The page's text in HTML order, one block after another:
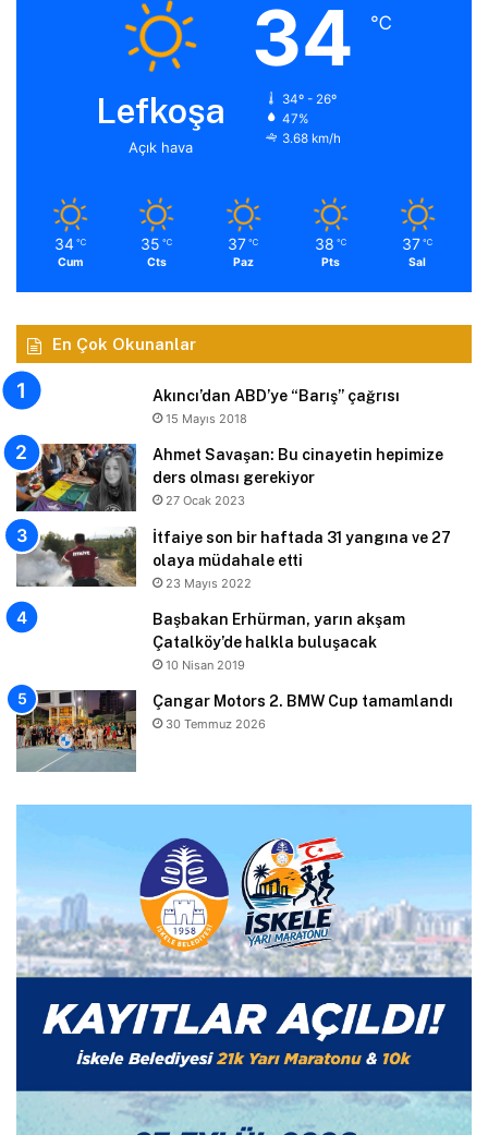
Lefkoşa
Açık hava
34 ℃
34º - 26º
47%
3.68 km/h
34 ℃
Cum
35 ℃
Cts
37 ℃
Paz
38 ℃
Pts
37 ℃
Sal
En Çok Okunanlar
Akıncı’dan ABD’ye “Barış” çağrısı
15 Mayıs 2018
Ahmet Savaşan: Bu cinayetin hepimize
ders olması gerekiyor
27 Ocak 2023
İtfaiye son bir haftada 31 yangına ve 27
olaya müdahale etti
23 Mayıs 2022
Başbakan Erhürman, yarın akşam
Çatalköy’de halkla buluşacak
10 Nisan 2019
Çangar Motors 2. BMW Cup tamamlandı
30 Temmuz 2026